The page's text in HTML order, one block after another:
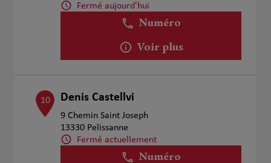
Fermé aujourd'hui
Numéro
Voir plus
10 Denis Castellvi
9 Chemin Saint Joseph
13330 Pelissanne
Fermé actuellement
Numéro